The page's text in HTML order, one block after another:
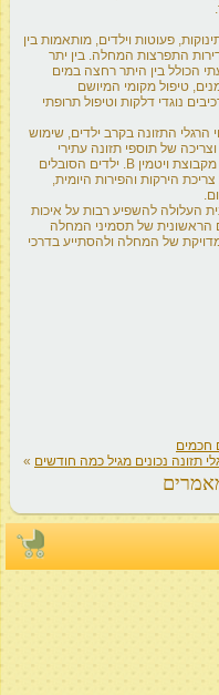
פעוטות וילדים, מותאמות בין
התפרצות המחלה. בין יתר
הכולל בין היתר רחצה במים
טיפול מקומי המיושם
נוגדי דלקות וטיפול תרופתי
הרגלי התזונה בקרב ילדים, שימוש
של תוספי תזונה עתירי
חומצות שומן, אבץ, ויטמין A, ויטמין C וויטמינים מקבוצת ויטמין B. ילדים הסובלים
הירקות והפירות היומית,
העלולה להשפיע רבות על איכות
הראשונית של תסמיני המחלה
של המחלה ולהסתייע בדרכי
חכמים
תזונה נכונים מגיל כמה חודשים »